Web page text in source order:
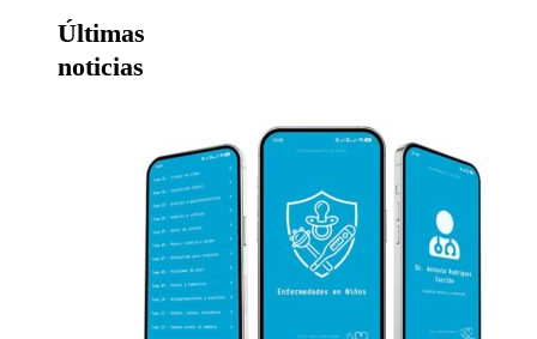
Últimas
noticias